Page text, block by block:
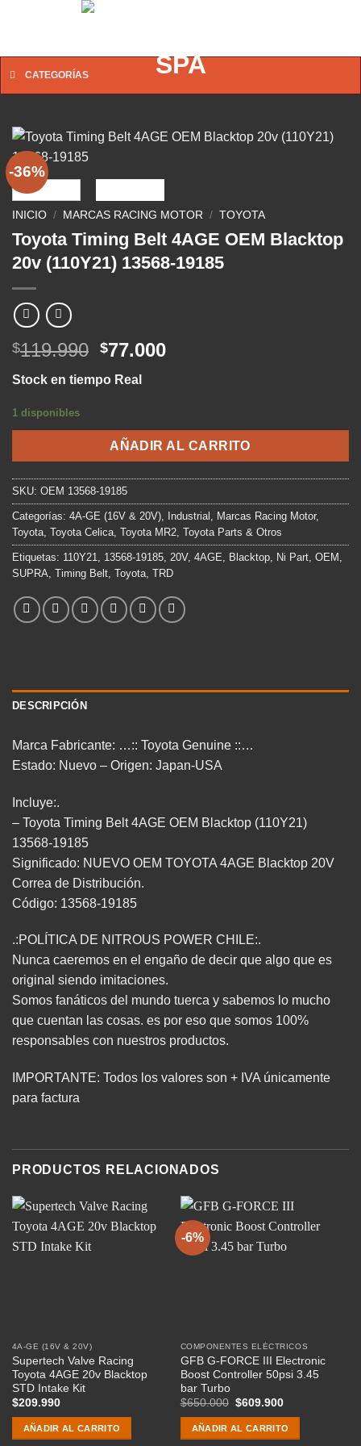
CATEGORÍAS
-36%
INICIO / MARCAS RACING MOTOR / TOYOTA
Toyota Timing Belt 4AGE OEM Blacktop
20v (110Y21) 13568-19185
$119.990 El
precio
original
$119.990.
$77.000El
$77.000.
Stock en tiempo Real
1 disponibles
AÑADIR AL CARRITO
SKU: OEM 13568-19185
Categorías: 4A-GE (16V & 20V) Industrial Marcas Racing Motor,
Toyota Toyota Celica Toyota MR2 Toyota Parts & Otros
Etiquetas: 110Y21 13568-19185 20V, 4AGE Blacktop Ni Part OEM
SUPRA Timing Belt Toyota TRD
DESCRIPCIÓN
Marca Fabricante: …:: Toyota Genuine ::…
Estado: Nuevo – Origen: Japan-USA
Incluye:.
– Toyota Timing Belt 4AGE OEM Blacktop (110Y21)
13568-19185
Significado: NUEVO OEM TOYOTA 4AGE Blacktop 20V
Correa de Distribución.
Código: 13568-19185
.:POLÍTICA DE NITROUS POWER CHILE:.
Nunca caeremos en el engaño de decir que algo que es
original siendo imitaciones.
Somos fanáticos del mundo tuerca y sabemos lo mucho
que cuentan las cosas. es por eso que somos 100%
responsables con nuestros productos.
IMPORTANTE: Todos los valores son + IVA únicamente
para factura
PRODUCTOS RELACIONADOS
4A-GE (16V & 20V)
Supertech Valve Racing
Toyota 4AGE 20v Blacktop
STD Intake Kit
$209.990
AÑADIR AL CARRITO
-6%
COMPONENTES ELÉCTRICOS
GFB G-FORCE III Electronic
Boost Controller 50psi 3.45
bar Turbo
$650.000 El
original
era:
$609.900El
actual
es:
AÑADIR AL CARRITO